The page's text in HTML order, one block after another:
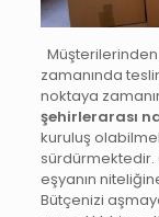
zamanında
noktaya
şehirlerarası
kuruluş
sürdürmektedir.
eşyanın
Bütçenizi